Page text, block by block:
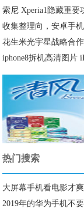
索尼 Xperia1隐藏重要
收集整理向，安卓手
花生米光宇星战略合
iphone8拆机高清图片
热门搜索
大屏幕手机看电影才
2019年的华为手机不